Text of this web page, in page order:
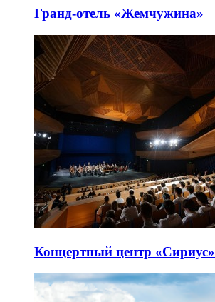
Гранд-отель «Жемчужина»
Концертный центр «Сириус»